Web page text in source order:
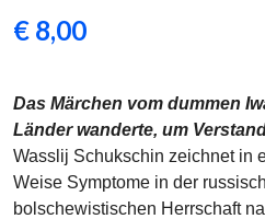
€ 8,00
Das Märchen vom dummen
Länder wanderte, um
Wasslij Schukschin zeichnet in
Weise Symptome in der
bolschewistischen Herrschaft